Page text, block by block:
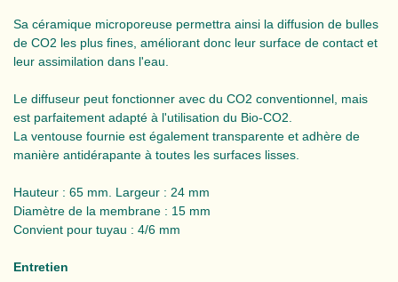
Sa céramique microporeuse permettra ainsi la diffusion de bulles
de CO2 les plus fines, améliorant donc leur surface de contact et
leur assimilation dans l'eau.
Le diffuseur peut fonctionner avec du CO2 conventionnel, mais
est parfaitement adapté à l'utilisation du Bio-CO2.
La ventouse fournie est également transparente et adhère de
manière antidérapante à toutes les surfaces lisses.
Hauteur : 65 mm. Largeur : 24 mm
Diamètre de la membrane : 15 mm
Convient pour tuyau : 4/6 mm
Entretien